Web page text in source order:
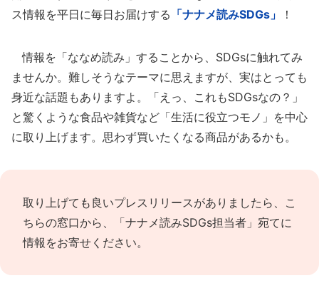
ス情報を平日に毎日お届けする 「ナナメ読みSDGs」 ！
情報を「ななめ読み」することから、SDGsに触れてみ
ませんか。難しそうなテーマに思えますが、実はとっても
身近な話題もありますよ。「えっ、これもSDGsなの？」
と驚くような食品や雑貨など「生活に役立つモノ」を中心
に取り上げます。思わず買いたくなる商品があるかも。
取り上げても良いプレスリリースがありましたら、 こ
ちらの窓口から、「ナナメ読みSDGs担当者」宛てに
情報をお寄せください。